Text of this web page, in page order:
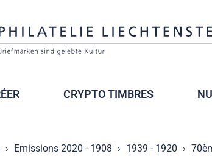
CRYPTO TIMBRES
Emissions 2020 - 1908 1939 - 1920